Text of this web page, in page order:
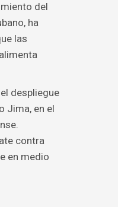
del
ha
las
despliegue
Jima, en el
contra
en medio